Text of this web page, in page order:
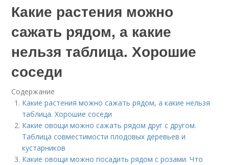
Какие растения можно
сажать рядом, а какие
нельзя таблица. Хорошие
соседи
Содержание
Какие растения можно сажать рядом, а какие нельзя
таблица. Хорошие соседи
Какие овощи можно сажать рядом друг с другом.
Таблица совместимости плодовых деревьев и
кустарников
Какие овощи можно посадить рядом с розами. Что